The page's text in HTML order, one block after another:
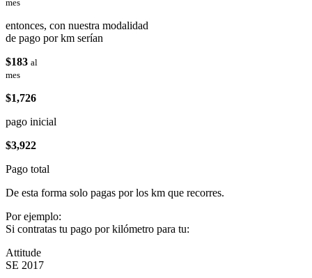
mes
entonces, con nuestra modalidad
de pago por km serían
$183 al
mes
$1,726
pago inicial
$3,922
Pago total
De esta forma solo pagas por los km que recorres.
Por ejemplo:
Si contratas tu pago por kilómetro para tu:
Attitude
SE 2017